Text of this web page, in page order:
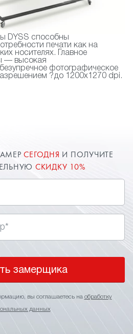
DYSS способны
печати как на
носителях. Главное
— высокая
фотографическое
?до 1200х1270 dpi.
СЕГОДНЯ И ПОЛУЧИТЕ
СКИДКУ 10%
замерщика
вы соглашаетесь на обработку
данных